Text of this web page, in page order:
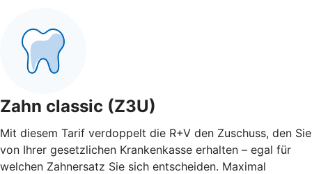
Zahn classic (Z3U)
Mit diesem Tarif verdoppelt die R+V den Zuschuss, den Sie
von Ihrer gesetzlichen Krankenkasse erhalten – egal für
welchen Zahnersatz Sie sich entscheiden. Maximal